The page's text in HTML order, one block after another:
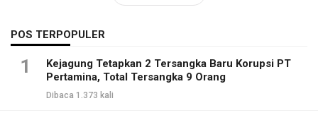
POS TERPOPULER
1
Kejagung Tetapkan 2 Tersangka Baru Korupsi PT
Pertamina, Total Tersangka 9 Orang
Dibaca 1.373 kali